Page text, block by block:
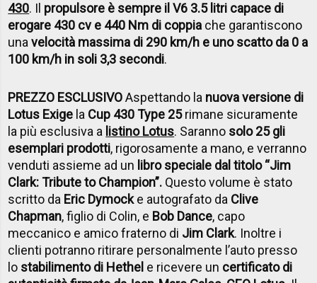
430. Il propulsore è sempre il V6 3.5 litri capace di
erogare 430 cv e 440 Nm di coppia che garantiscono
unavelocità massima di 290 km/h e uno scatto da 0 a
100 km/h in soli 3,3 secondi.
PREZZO ESCLUSIVOAspettando la nuova versione di
Lotus Exige la Cup 430 Type 25rimane sicuramente
la più esclusiva a listino Lotus. Saranno solo 25 gli
esemplari prodotti, rigorosamente a mano, e verranno
venduti assieme ad un libro speciale dal titolo “Jim
Clark: Tribute to Champion”. Questo volume è stato
scritto da Eric Dymocke autografato da Clive
Chapman, figlio di Colin, e Bob Dance, capo
meccanico e amico fraterno di Jim Clark. Inoltre i
clienti potranno ritirare personalmente l’auto presso
lo stabilimento di Hethel e ricevere un certificato di